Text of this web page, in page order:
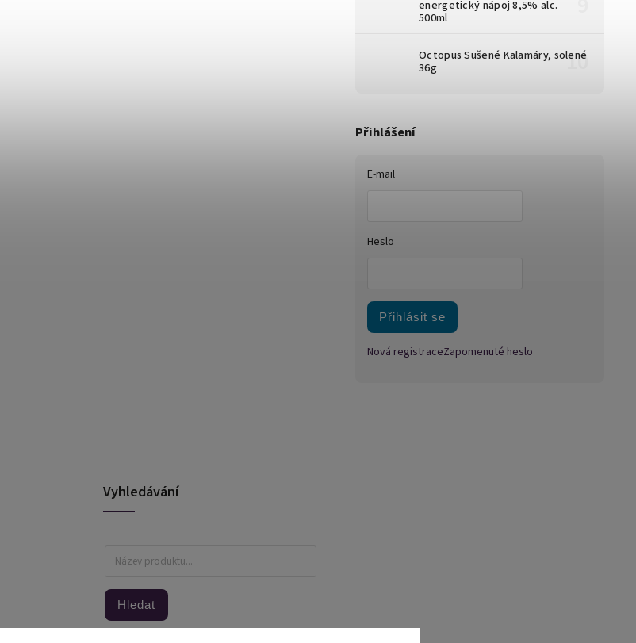
energetický nápoj 8,5% alc.
500ml
Octopus Sušené Kalamáry, solené
36g
Přihlášení
E-mail
Heslo
Přihlásit se
Nová registraceZapomenuté heslo
Vyhledávání
Hledat